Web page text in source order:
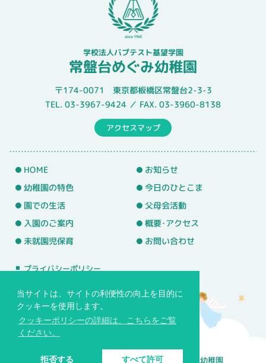
学校法人バプテスト基望学園
常盤台めぐみ幼稚園
〒174-0071 東京都板橋区常盤台2-3-3
TEL. 03-3967-9424 ／ FAX. 03-3960-8138
アクセスマップ
HOME
幼稚園の特色
園での生活
入園のご案内
未就園児保育
お知らせ
今日のひとこま
父母会活動
概要･アクセス
お問い合わせ
プライバシーポリシー
© 学校法人バプテスト基望学園 常盤台めぐみ幼稚園
当サイトは、サイトの利便性の向上を目的に
クッキーを使用します。
クッキーポリシーの詳細は、こちらをご覧
ください。
拒否する すべて許可